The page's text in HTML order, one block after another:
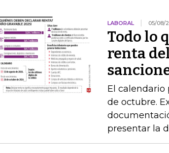
LABORAL 05/08/
Todo lo
renta
El calendario
de octubre.
presentar la